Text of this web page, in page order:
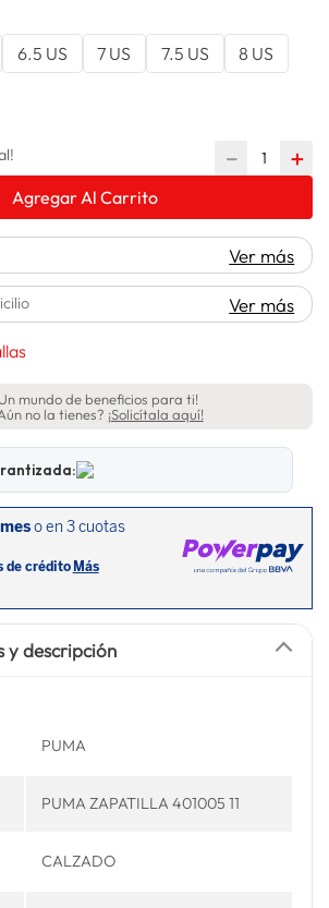
6.5 US 7 US 7.5 US
8 US
＋
－
Agregar Al Carrito
Ver más
Ver más
mundo de beneficios para ti!
no la tienes? ¡Solicítala aquí!
y descripción
PUMA
PUMA ZAPATILLA 401005 11
CALZADO